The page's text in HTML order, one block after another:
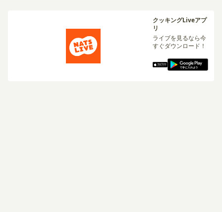
クッキングLiveアプ
リ
ライブを見るなら今
すぐダウンロード！